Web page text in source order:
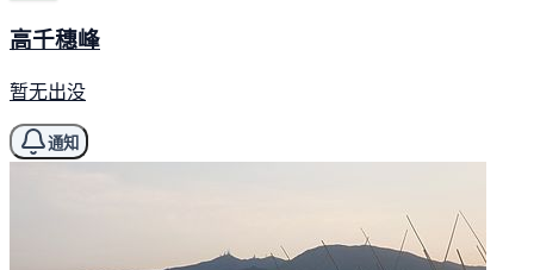
高千穗峰
暂无出没
通知